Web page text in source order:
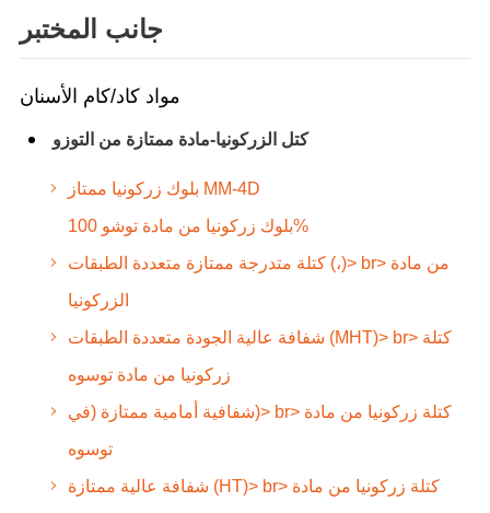
جانب المختبر
مواد كاد/كام الأسنان
كتل الزركونيا-مادة ممتازة من التوزو
بلوك زركونيا ممتاز MM-4D
بلوك زركونيا من مادة توشو 100%
كتلة متدرجة ممتازة متعددة الطبقات (،)> br> من مادة
الزركونيا
شفافة عالية الجودة متعددة الطبقات (MHT)> br> كتلة
زركونيا من مادة توسوه
شفافية أمامية ممتازة (في)> br> كتلة زركونيا من مادة
توسوه
شفافة عالية ممتازة (HT)> br> كتلة زركونيا من مادة